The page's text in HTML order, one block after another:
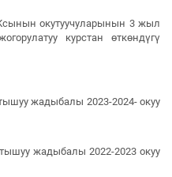
окутуучуларынын 3 жыл
курстан өткөндүгү
жадыбалы 2023-2024- окуу
жадыбалы 2022-2023 окуу